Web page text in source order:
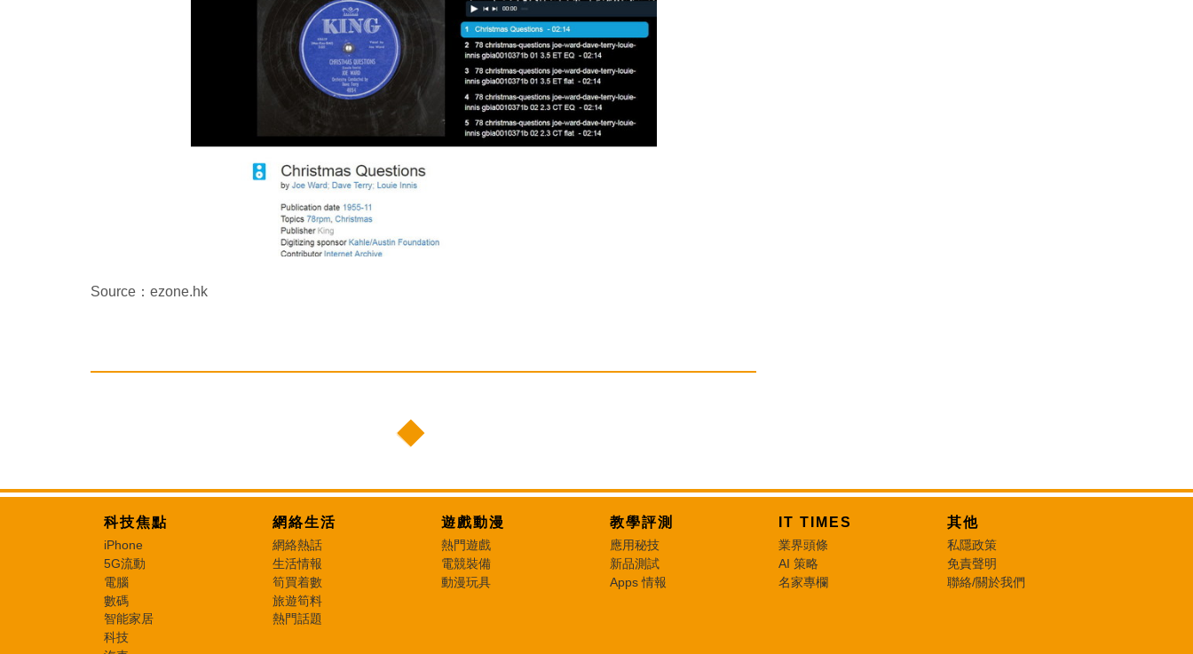
Source：ezone.hk
科技焦點
iPhone
5G流動
電腦
數碼
智能家居
科技
網絡生活
網絡熱話
生活情報
筍買着數
旅遊筍料
熱門話題
遊戲動漫
熱門遊戲
電競裝備
動漫玩具
教學評測
應用秘技
新品測試
Apps 情報
IT TIMES
業界頭條
AI 策略
名家專欄
其他
私隱政策
免責聲明
聯絡/關於我們